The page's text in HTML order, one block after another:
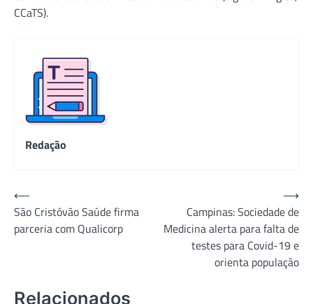
CCaTS).
Redação
Navegação
de
Post
⟵
São Cristóvão Saúde firma
parceria com Qualicorp
Campinas: Sociedade de
Medicina alerta para falta de
testes para Covid-19 e
orienta população
⟶
Relacionados